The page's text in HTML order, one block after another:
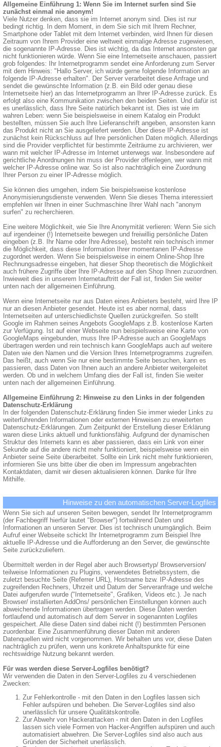
Allgemeine Einführung 1: Wenn Sie im Internet surfen sind Sie
zunächst einmal nie anonym!
Viele Nutzer denken, dass sie im Internet anonym sind. Dies ist nur
bedingt richtig. In dem Moment, in dem Sie sich mit Ihrem Rechner,
Smartphone oder Tablet mit dem Internet verbinden, wird Ihnen für diesen
Zeitraum von Ihrem Provider eine weltweit einmalige Adresse zugewiesen,
die sogenannte IP-Adresse. Dies ist wichtig, da das Internet ansonsten gar
nicht funktionieren würde. Wenn Sie eine Internetseite anschauen, passiert
grob folgendes: Ihr Internetprogramm sendet eine Anforderung zum Server
mit dem Hinweis: "Hallo Server, ich würde gerne folgende Information an
folgende IP-Adresse erhalten". Der Server verarbeitet diese Anfrage und
sendet die gewünschte Information (z.B. ein Bild oder genau diese
Internetseite hier) an das Internetprogramm an Ihrer IP-Adresse zurück. Es
erfolgt also eine Kommunikation zwischen den beiden Seiten. Und dafür ist
es unerlässlich, dass Ihre Seite natürlich bekannt ist. Dies ist wie im
wahren Leben: wenn Sie beispielsweise in einem Katalog ein Produkt
bestellten, müssen Sie auch Ihre Lieferanschrift angeben, ansonsten kann
das Produkt nicht an Sie ausgeliefert werden. Über diese IP-Adresse ist
zunächst kein Rückschluss auf Ihre persönlichen Daten möglich. Allerdings
sind die Provider verpflichtet für bestimmte Zeiträume zu archivieren, wer
wann mit welcher IP-Adresse im Internet unterwegs war. Insbesondere auf
gerichtliche Anordnungen hin muss der Provider offenlegen, wer wann mit
welcher IP-Adresse online war. So ist also nachträglich eine Zuordnung
Ihrer Person zu einer IP-Adresse möglich.
Sie können dies umgehen, indem Sie beispielsweise kostenlose
Anonymisierungsdienste verwenden. Wenn Sie dieses Thema interessiert
empfehlen wir Ihnen in einer Suchmaschine Ihrer Wahl nach "anonym
surfen" zu recherchieren.
Eine weitere Möglichkeit, wie Sie Ihre Anonymität verlieren: Wenn Sie sich
auf irgendeiner (!) Internetseite bewegen und freiwillig persönliche Daten
eingeben (z.B. Ihr Name oder Ihre Adresse), besteht rein technisch immer
die Möglichkeit, dass diese Information Ihrer momentanen IP-Adresse
zugordnet werden. Wenn Sie beispielsweise in einem Online-Shop Ihre
Rechnungsadresse eingeben, hat dieser Shop theoretisch die Möglichkeit
auch frühere Zugriffe über Ihre IP-Adresse auf den Shop Ihnen zuzuordnen.
Inwieweit dies in unserem Internetauftritt der Fall ist, finden Sie weiter
unten nach der allgemeinen Einführung.
Wenn eine Internetseite nur aus Daten eines Anbieters besteht, wird Ihre IP
nur an diesen Anbieter gesendet. Heute ist es aber normal, dass
Internetseiten auf unterschiedlichste Quellen zurückgreifen. So stellt
Google im Rahmen seines Angebots GoogleMaps z.B. kostenlose Karten
zur Verfügung. Ist auf einer Webseite nun beispielsweise eine Karte von
GoogleMaps eingebunden, muss Ihre IP-Adresse auch an GoogleMaps
übertragen werden und rein technisch kann GoogleMaps auch auf weitere
Daten wie den Namen und die Version Ihres Internetprogramms zugreifen.
Das heißt, auch wenn Sie nur eine bestimmte Seite besuchen, kann es
passieren, dass Daten von Ihnen auch an andere Anbieter weitergeleitet
werden. Ob und in welchem Umfang dies der Fall ist, finden Sie weiter
unten nach der allgemeinen Einführung.
Allgemeine Einführung 2: Hinweise zu den Links in der folgenden
Datenschutz-Erklärung
In der folgenden Datenschutz-Erklärung finden Sie immer wieder Links zu
weiterführenden Informationen oder externen Hinweisen zu erweiterten
Datenschutz-Erklärungen. Zum Zeitpunkt der Erstellung dieser Erklärung
waren diese Links aktuell und funktionsfähig. Aufgrund der dynamischen
Struktur des Internets kann es aber passieren, dass ein Link von einer
Sekunde auf die andere nicht mehr funktioniert, beispielsweise wenn ein
Anbieter seine Seite überarbeitet. Sollte ein Link nicht mehr funktionieren,
informieren Sie uns bitte über die oben im Impressum angebrachten
Kontaktdaten, damit wir diesen aktualisieren können. Danke für Ihre
Mithilfe.
Hinweise zu den automatischen Server-Logfiles
Wenn Sie sich auf unseren Seiten bewegen, sendet Ihr Internetprogramm
(der Fachbegriff hierfür lautet "Browser") fortwährend Daten und
Informationen an unseren Server. Dies ist technisch unumgänglich. Beim
Aufruf einer Webseite schickt Ihr Internetprogramm zum Beispiel Ihre
aktuelle IP-Adresse und die Aufforderung an den Server, die gewünschte
Seite zurückzuliefern.
Übermittelt werden in der Regel aber auch Browsertyp/ Browserversion/
teilweise Informationen zu Plugins, verwendetes Betriebssystem, die
zuletzt besuchte Seite (Referrer URL), Hostname bzw. IP-Adresse des
zugreifenden Rechners, Uhrzeit und Datum der Serveranfrage und welche
Datei aufgerufen wurde ("Internetseite", Grafiken, Videos etc.). Je nach
Browser/ installierten AddOns/ persönlichen Einstellungen können auch
abweichende Informationen übertragen werden. Diese Daten werden
fortlaufend und automatisch auf dem Server in sogenannten Logfiles
gespeichert. Alle diese Daten sind dabei nicht (!) bestimmten Personen
zuordenbar. Eine Zusammenführung dieser Daten mit anderen
Datenquellen wird nicht vorgenommen. Wir behalten uns vor, diese Daten
nachträglich zu prüfen, wenn uns konkrete Anhaltspunkte für eine
rechtswidrige Nutzung bekannt werden.
Für was werden diese Server-Logfiles benötigt?
Wir verwenden die Daten in den Server-Logfiles zu 4 verschiedenen
Zwecken:
Zur Fehlerkontrolle - mit den Daten in den Logfiles lassen sich
Fehler aufspüren und beheben. Die Server-Logfiles sind also
unerlässlich für unsere Qualitätskontrolle.
Zur Abwehr von Hackerattacken - mit den Daten in den Logfiles
lassen sich viele Formen von Hacker-Angriffen aufspüren und auch
automatisiert abwehren. Die Server-Logfiles sind also auch aus
Gründen der Sicherheit unerlässlich.